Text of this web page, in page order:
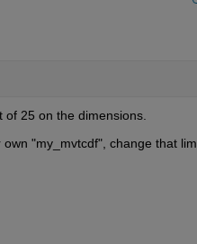
25 on the dimensions.
"my_mvtcdf", change that